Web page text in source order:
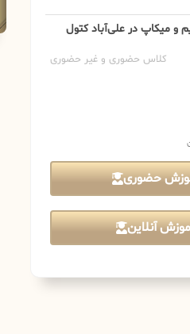
و میکاپ در علی‌آباد کتول
کلاس حضوری و غیر حضوری
حضوری
آنلاین